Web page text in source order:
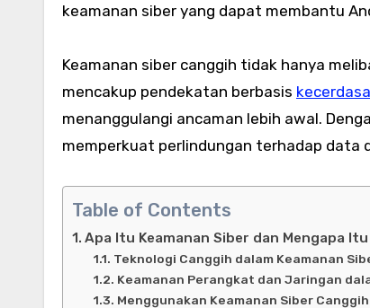
keamanan siber yang dapat membantu
Keamanan siber canggih tidak hanya
mencakup pendekatan berbasis
menanggulangi ancaman lebih awal.
memperkuat perlindungan terhadap data
Table of Contents
Apa Itu Keamanan Siber dan Mengapa
Teknologi Canggih dalam Keamanan
Keamanan Perangkat dan Jaringan
Menggunakan Keamanan Siber